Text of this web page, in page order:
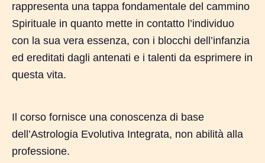
rappresenta una tappa fondamentale del cammino
Spirituale in quanto mette in contatto l’individuo
con la sua vera essenza, con i blocchi dell’infanzia
ed ereditati dagli antenati e i talenti da esprimere in
questa vita.
Il corso fornisce una conoscenza di base
dell’Astrologia Evolutiva Integrata, non abilità alla
professione.